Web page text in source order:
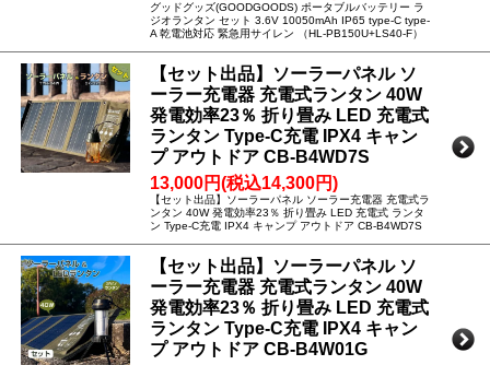
グッドグッズ(GOODGOODS) ポータブルバッテリー ラ
ジオランタン セット 3.6V 10050mAh IP65 type-C type-
A 乾電池対応 緊急用サイレン （HL-PB150U+LS40-F）
【セット出品】ソーラーパネル ソ
ーラー充電器 充電式ランタン 40W
発電効率23％ 折り畳み LED 充電式
ランタン Type-C充電 IPX4 キャン
プ アウトドア CB-B4WD7S
13,000円(税込14,300円)
【セット出品】ソーラーパネル ソーラー充電器 充電式ラ
ンタン 40W 発電効率23％ 折り畳み LED 充電式 ランタ
ン Type-C充電 IPX4 キャンプ アウトドア CB-B4WD7S
【セット出品】ソーラーパネル ソ
ーラー充電器 充電式ランタン 40W
発電効率23％ 折り畳み LED 充電式
ランタン Type-C充電 IPX4 キャン
プ アウトドア CB-B4W01G